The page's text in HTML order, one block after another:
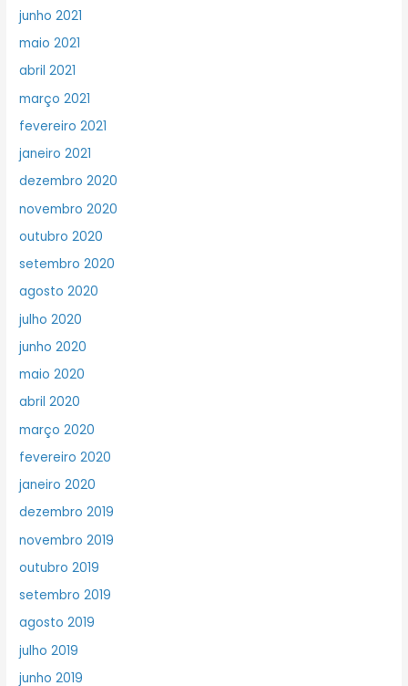
junho 2021
maio 2021
abril 2021
março 2021
fevereiro 2021
janeiro 2021
dezembro 2020
novembro 2020
outubro 2020
setembro 2020
agosto 2020
julho 2020
junho 2020
maio 2020
abril 2020
março 2020
fevereiro 2020
janeiro 2020
dezembro 2019
novembro 2019
outubro 2019
setembro 2019
agosto 2019
julho 2019
junho 2019